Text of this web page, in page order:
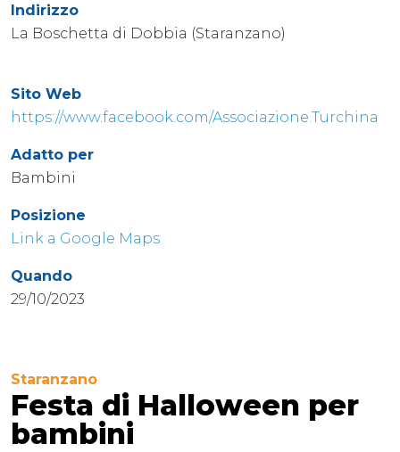
Indirizzo
La Boschetta di Dobbia (Staranzano)
Sito Web
https://www.facebook.com/Associazione.Turchina
Adatto per
Bambini
Posizione
Link a Google Maps
Quando
29/10/2023
Staranzano
Festa di Halloween per
bambini